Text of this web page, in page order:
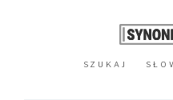
SZUKAJ